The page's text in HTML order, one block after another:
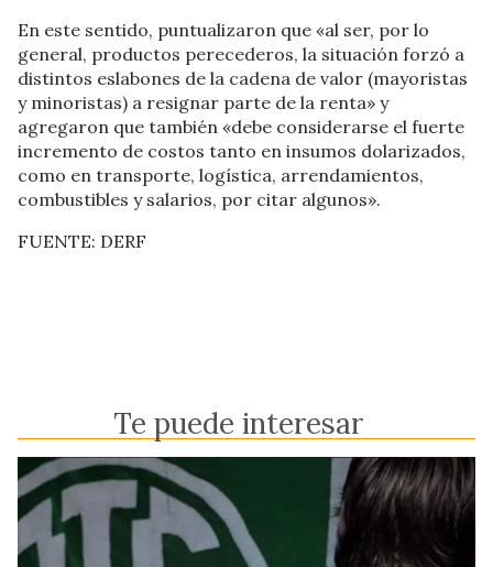
En este sentido, puntualizaron que «al ser, por lo
general, productos perecederos, la situación forzó a
distintos eslabones de la cadena de valor (mayoristas
y minoristas) a resignar parte de la renta» y
agregaron que también «debe considerarse el fuerte
incremento de costos tanto en insumos dolarizados,
como en transporte, logística, arrendamientos,
combustibles y salarios, por citar algunos».
FUENTE: DERF
Te puede interesar